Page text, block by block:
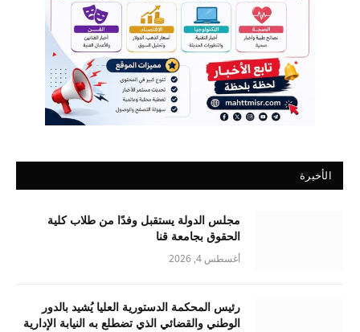
الأخيرة
مجلس الدولة يستقبل وفدًا من طلاب كلية
الحقوق بجامعة قنا
أغسطس 4, 2026
رئيس المحكمة الدستورية العليا يُشيد بالدور
الوطني والقضائي الذي تضطلع به النيابة الإدارية